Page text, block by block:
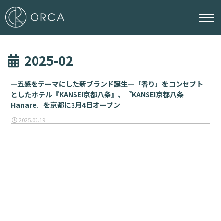
2025-02
—五感をテーマにした新ブランド誕生—「香り」をコンセプト
としたホテル『KANSEI京都八条』、『KANSEI京都八条
Hanare』を京都に3月4日オープン
2025.02.19